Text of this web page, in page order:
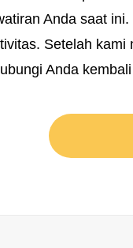
Anda saat
Setelah kami
Anda